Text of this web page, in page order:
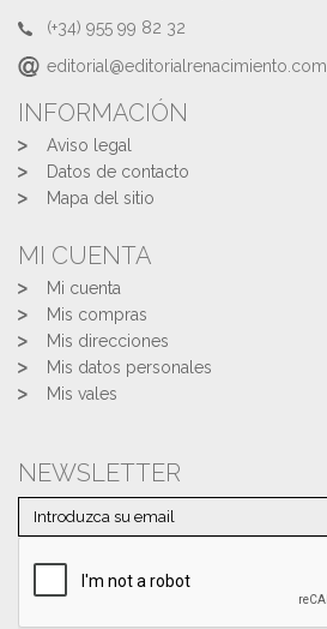
(+34) 955 99 82 32
editorial@editorialrenacimiento.com
INFORMACIÓN
Aviso legal
Datos de contacto
Mapa del sitio
MI CUENTA
Mi cuenta
Mis compras
Mis direcciones
Mis datos personales
Mis vales
NEWSLETTER